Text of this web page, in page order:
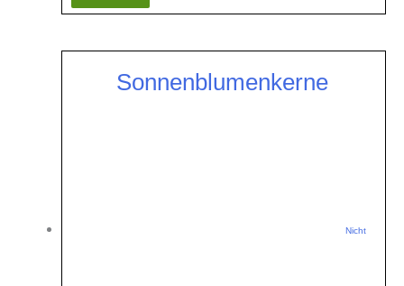
Nicht
Sonnenblumenkerne